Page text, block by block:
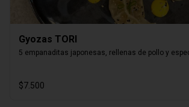
Gyozas TORI
5 empanaditas japonesas, rellenas de pollo y
$7.500